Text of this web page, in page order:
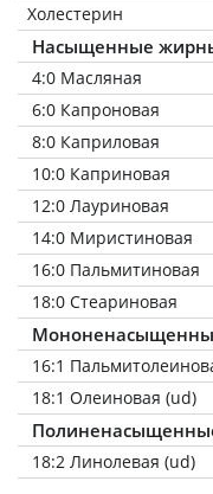
Холестерин
Насыщенные
4:0 Масляная
6:0 Капроновая
8:0 Каприловая
10:0 Каприновая
12:0 Лауриновая
14:0 Миристиновая
16:0 Пальмитиновая
18:0 Стеариновая
16:1
18:1 Олеиновая (ud)
18:2 Линолевая (ud)